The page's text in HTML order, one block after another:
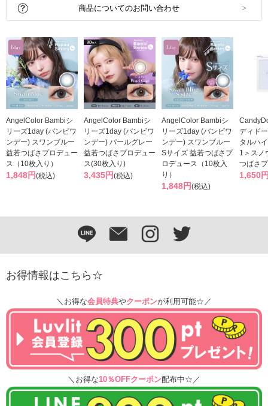
商品についてのお問い合わせ
AngelColor Bambiシ
リーズ1day (バンビワ
ンデー) スワンブルー
益若つばさプロデュー
ス（10枚入り）
1,848円(税込)
AngelColor Bambiシ
リーズ1day (バンビワ
ンデー) パールグレー
益若つばさプロデュー
ス(30枚入り)
3,435円(税込)
AngelColor Bambiシ
リーズ1day (バンビワ
ンデー) スワンブルー
Sサイズ 益若つばさプ
ロデュース（10枚入
り）
1,848円(税込)
ディド
タルハ
1＞スノ
つばさ
1,650
お得情報はこちら☆
＼お得な会員特典やクーポンが利用可能☆／
＼お得な10％OFFクーポン配布中☆／